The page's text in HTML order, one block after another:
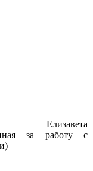
Елизавета
за работу с